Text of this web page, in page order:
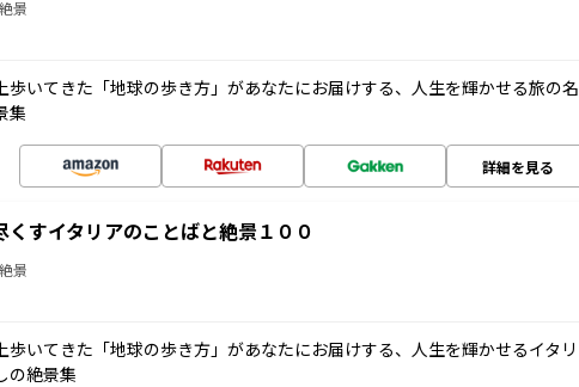
景
歩いてきた「地球の歩き方」があなたにお届けする、人生を輝かせる旅の名
集
詳細を見る
くすイタリアのことばと絶景１００
景
歩いてきた「地球の歩き方」があなたにお届けする、人生を輝かせるイタリ
の絶景集